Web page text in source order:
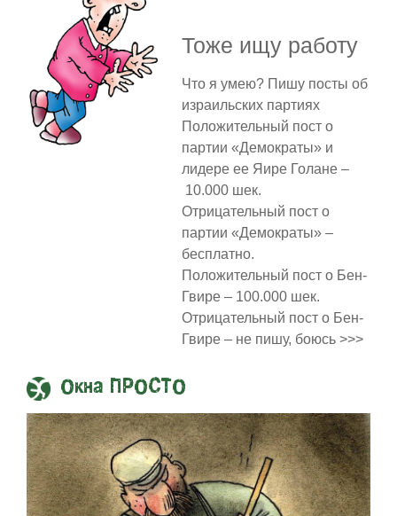
Тоже ищу работу
Что я умею? Пишу посты об
израильских партиях
Положительный пост о
партии «Демократы» и
лидере ее Яире Голане –
10.000 шек.
Отрицательный пост о
партии «Демократы» –
бесплатно.
Положительный пост о Бен-
Гвире – 100.000 шек.
Отрицательный пост о Бен-
Гвире – не пишу, боюсь >>>
Окна ПРОСТО